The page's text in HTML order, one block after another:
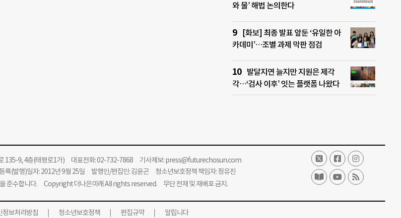
와 물’ 해법 논의한다
[화보] 최종 발표 앞둔 ‘유일한 아
카데미’…조별 과제 막판 점검
발달지연 늘지만 지원은 제각
각…‘검사 이후’ 잇는 플랫폼 나왔다
135-9, 4층(태평로1가) 대표전화: 02-732-7868 기사제보:press@futurechosun.com
록(발행)일자: 2012년 9월 25일 발행인/편집인: 김윤곤 청소년보호정책 책임자: 정유진
준수합니다. Copyright 더나은미래 All rights reserved. 무단 전재 및 재배포 금지.
정보처리방침 청소년보호정책 편집규약 알립니다